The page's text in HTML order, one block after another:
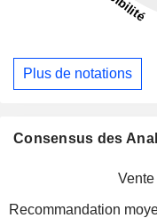
Plus de notations
Consensus des
Vente
Recommandation